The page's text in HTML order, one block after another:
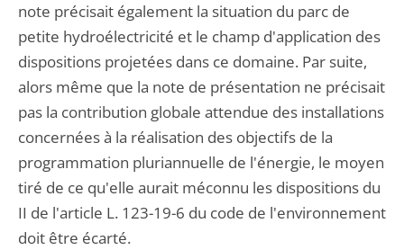
note précisait également la situation du parc de
petite hydroélectricité et le champ d'application des
dispositions projetées dans ce domaine. Par suite,
alors même que la note de présentation ne précisait
pas la contribution globale attendue des installations
concernées à la réalisation des objectifs de la
programmation pluriannuelle de l'énergie, le moyen
tiré de ce qu'elle aurait méconnu les dispositions du
II de l'article L. 123-19-6 du code de l'environnement
doit être écarté.